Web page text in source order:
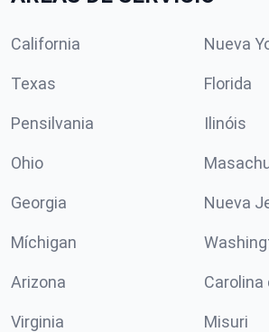
California Nueva
Texas Florida
Pensilvania Ilinóis
Ohio
Georgia Nueva
Míchigan
Arizona Carolina
Virginia Misuri